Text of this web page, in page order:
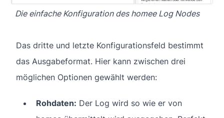
Die einfache Konfiguration des homee Log Nodes
Das dritte und letzte Konfigurationsfeld bestimmt
das Ausgabeformat. Hier kann zwischen drei
möglichen Optionen gewählt werden:
Rohdaten: Der Log wird so wie er von